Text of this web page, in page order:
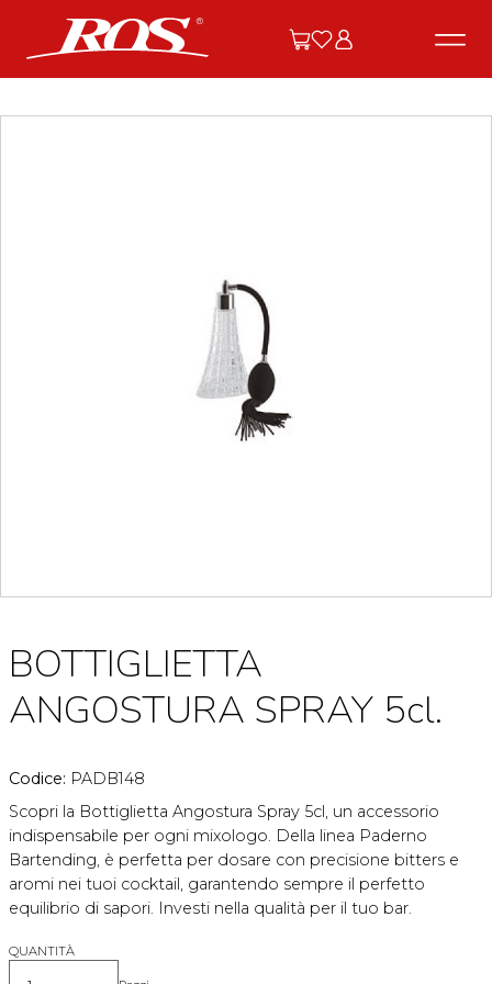
BOTTIGLIETTA
ANGOSTURA SPRAY 5cl.
Codice: PADB148
Scopri la Bottiglietta Angostura Spray 5cl, un accessorio
indispensabile per ogni mixologo. Della linea Paderno
Bartending, è perfetta per dosare con precisione bitters e
aromi nei tuoi cocktail, garantendo sempre il perfetto
equilibrio di sapori. Investi nella qualità per il tuo bar.
QUANTITÀ